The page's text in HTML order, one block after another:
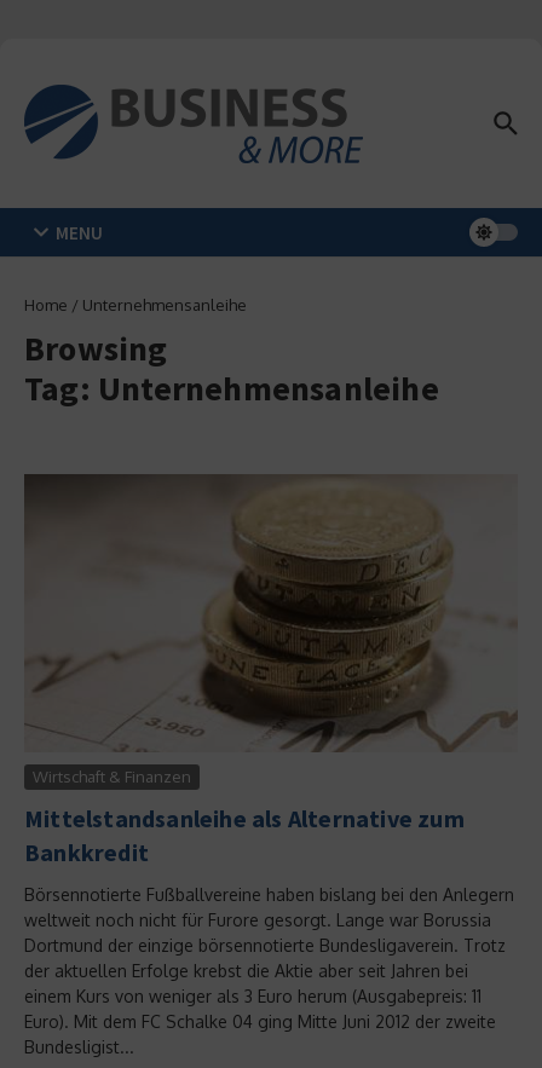
MENU
Home / Unternehmensanleihe
Browsing
Tag: Unternehmensanleihe
Wirtschaft & Finanzen
Mittelstandsanleihe als Alternative zum
Bankkredit
Börsennotierte Fußballvereine haben bislang bei den Anlegern
weltweit noch nicht für Furore gesorgt. Lange war Borussia
Dortmund der einzige börsennotierte Bundesligaverein. Trotz
der aktuellen Erfolge krebst die Aktie aber seit Jahren bei
einem Kurs von weniger als 3 Euro herum (Ausgabepreis: 11
Euro). Mit dem FC Schalke 04 ging Mitte Juni 2012 der zweite
Bundesligist...